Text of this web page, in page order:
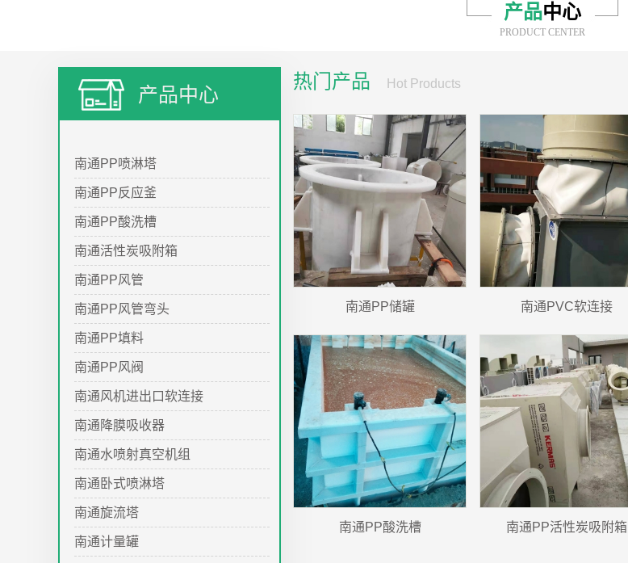
产品中心
PRODUCT CENTER
产品中心
南通PP喷淋塔
南通PP反应釜
南通PP酸洗槽
南通活性炭吸附箱
南通PP风管
南通PP风管弯头
南通PP填料
南通PP风阀
南通风机进出口软连接
南通降膜吸收器
南通水喷射真空机组
南通卧式喷淋塔
南通旋流塔
南通计量罐
热门产品 Hot Products
南通PP储罐 南通PVC软连接
南通PP酸洗槽 南通PP活性炭吸附箱